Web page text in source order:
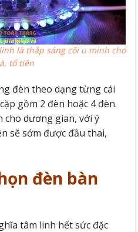
là thắp sáng cõi u minh cho
tổ tiên
đèn theo dạng từng cái
gồm 2 đèn hoặc 4 đèn.
cho dương gian, với ý
sẽ sớm được đầu thai,
đèn bàn
tâm linh hết sức đặc